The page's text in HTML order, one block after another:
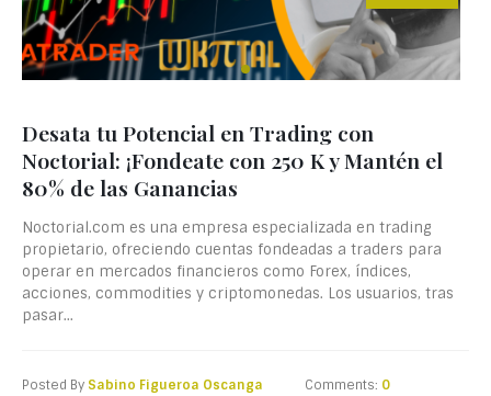
Desata tu Potencial en Trading con
Noctorial: ¡Fondeate con 250 K y Mantén el
80% de las Ganancias
Noctorial.com es una empresa especializada en trading
propietario, ofreciendo cuentas fondeadas a traders para
operar en mercados financieros como Forex, índices,
acciones, commodities y criptomonedas. Los usuarios, tras
pasar...
Posted By Sabino Figueroa Oscanga Comments: 0